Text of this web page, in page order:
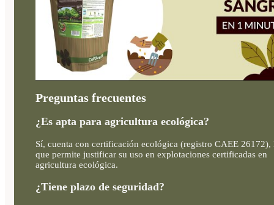
Preguntas frecuentes
¿Es apta para agricultura ecológica?
Sí, cuenta con certificación ecológica (registro CAEE 26172),
que permite justificar su uso en explotaciones certificadas en
agricultura ecológica.
¿Tiene plazo de seguridad?